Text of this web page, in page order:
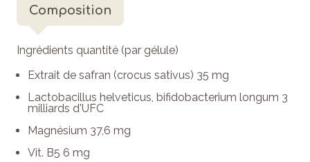
Composition
Ingrédients quantité (par gélule)
Extrait de safran (crocus sativus) 35 mg
Lactobacillus helveticus, bifidobacterium longum 3
milliards d'UFC
Magnésium 37,6 mg
Vit. B5 6 mg